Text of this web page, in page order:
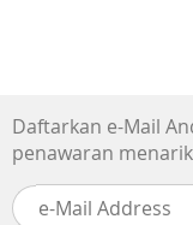
Daftarkan e-Mail
penawaran